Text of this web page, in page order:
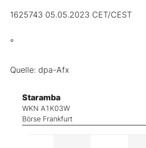
1625743 05.05.2023 CET/CEST
°
Quelle: dpa-Afx
Staramba
WKN A1K03W
Börse Frankfurt